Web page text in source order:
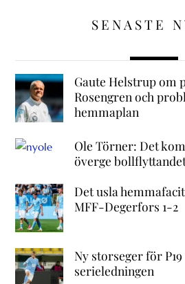
SENASTE
Gaute Helstrup om
Rosengren och
hemmaplan
Ole Törner: Det
överge
Det usla
MFF-Degerfors 1-2
Ny storseger för
serieledningen